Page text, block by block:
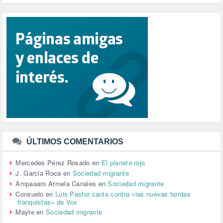
PUERTO DE VALENCIA (1)
RACISMO (1)
RELIGIÓN (114)
REPUBLICA (1)
SALUD (108)
SENSIBILIZACIÓN (576)
SINDICATOS (12)
TTIP (6)
URBANISMO (1)
URBANIZACIÓN (1)
VEJEZ (1)
VENEZUELA (3)
VENEZULA (1)
VIAJES (1)
VIOLENCIA (2)
VIOLENCIA DE GÉNERO (223)
ÚLTIMOS COMENTARIOS
Mercedes Pérez Rosado en El planeta rojo
J. Garcia Roca en Sociedad migrante
Ampaaaro Armela Canales enSociedad migrante
Consuelo en Luis Pastor canta contra «las nuevas hordas
franquistas» de Vox
MayteenSociedad migrante